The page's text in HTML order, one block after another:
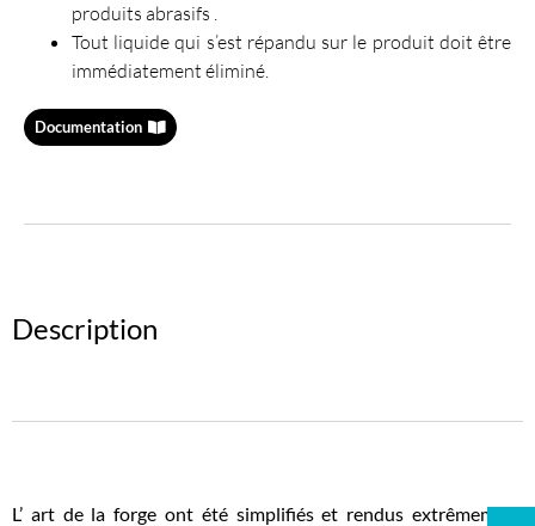
produits abrasifs .
Tout liquide qui s’est répandu sur le produit doit être
immédiatement éliminé.
Documentation
Description
L’ art de la forge ont été simplifiés et rendus extrêmement